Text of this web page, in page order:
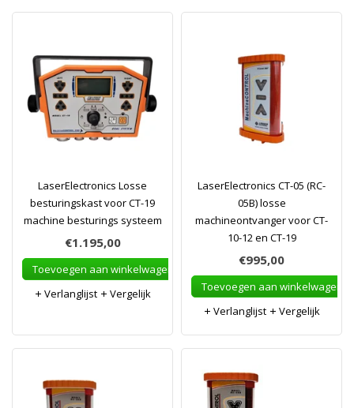
LaserElectronics Losse
besturingskast voor CT-19
machine besturings systeem
€1.195,00
Toevoegen aan winkelwagen
Verlanglijst
Vergelijk
LaserElectronics CT-05 (RC-
05B) losse
machineontvanger voor CT-
10-12 en CT-19
€995,00
Toevoegen aan winkelwagen
Verlanglijst
Vergelijk